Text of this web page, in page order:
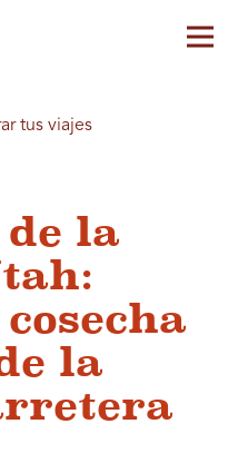
tus viajes
la
la